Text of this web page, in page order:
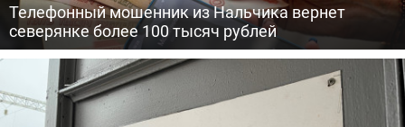
Телефонный мошенник из Нальчика вернет
северянке более 100 тысяч рублей